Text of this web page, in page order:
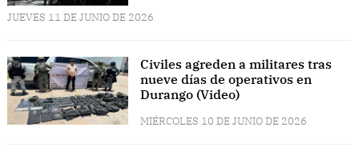
JUEVES 11 DE JUNIO DE 2026
Civiles agreden a militares tras
nueve días de operativos en
Durango (Video)
MIÉRCOLES 10 DE JUNIO DE 2026